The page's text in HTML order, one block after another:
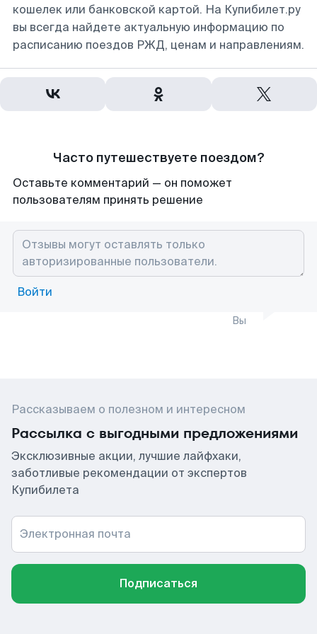
кошелек или банковской картой. На Купибилет.ру
вы всегда найдете актуальную информацию по
расписанию поездов РЖД, ценам и направлениям.
Часто путешествуете поездом?
Оставьте комментарий — он поможет
пользователям принять решение
Войти
Вы
Рассказываем о полезном и интересном
Рассылка с выгодными предложениями
Эксклюзивные акции, лучшие лайфхаки,
заботливые рекомендации от экспертов
Купибилета
Электронная почта
Подписаться